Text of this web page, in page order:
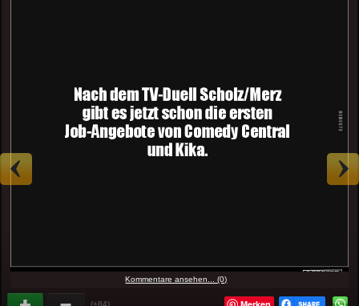
Kommentare ansehen... (0)
(+84)